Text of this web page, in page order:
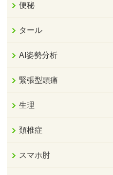
便秘
タール
AI姿勢分析
緊張型頭痛
生理
頚椎症
スマホ肘